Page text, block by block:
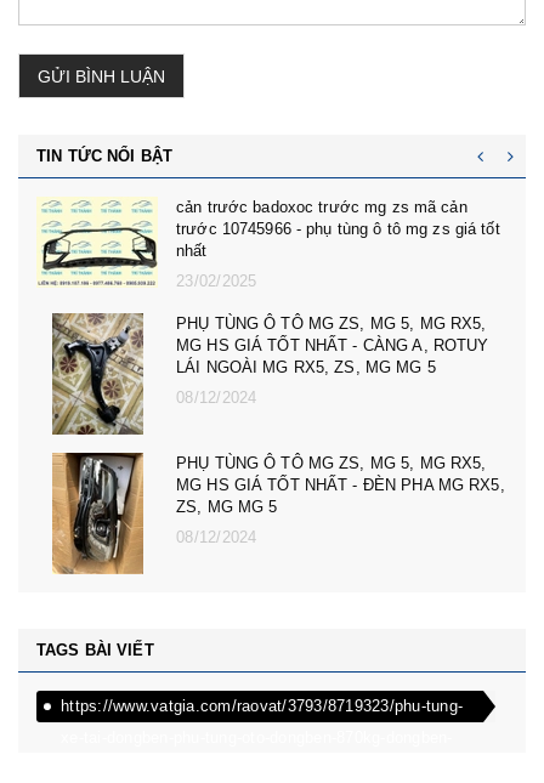
GỬI BÌNH LUẬN
TIN TỨC NỔI BẬT
cản trước badoxoc trước mg zs mã cản
trước 10745966 - phụ tùng ô tô mg zs giá tốt
nhất
23/02/2025
PHỤ TÙNG Ô TÔ MG ZS, MG 5, MG RX5,
MG HS GIÁ TỐT NHẤT - CÀNG A, ROTUY
LÁI NGOÀI MG RX5, ZS, MG MG 5
08/12/2024
PHỤ TÙNG Ô TÔ MG ZS, MG 5, MG RX5,
MG HS GIÁ TỐT NHẤT - ĐÈN PHA MG RX5,
ZS, MG MG 5
08/12/2024
TAGS BÀI VIẾT
https://www.vatgia.com/raovat/3793/8719323/phu-tung-